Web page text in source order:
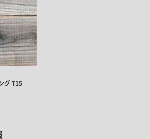
グ T15